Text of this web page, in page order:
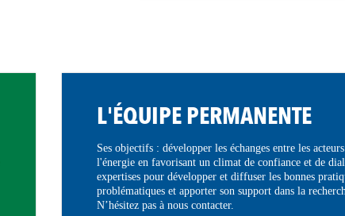
L'ÉQUIPE PERMANENTE
Ses objectifs : développer les échanges entre les
l'énergie en favorisant un climat de confiance et de
expertises pour développer et diffuser les bonnes
problématiques et apporter son support dans la
N’hésitez pas à nous contacter.